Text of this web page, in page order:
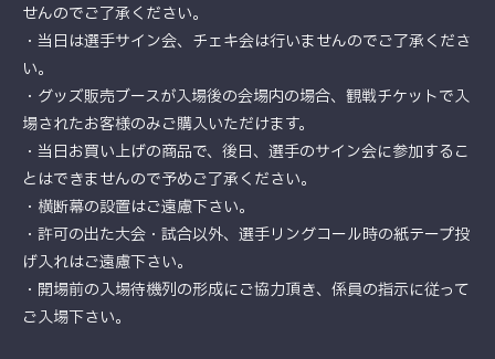
せんのでご了承ください。
・当日は選手サイン会、チェキ会は行いませんのでご了承くださ
い。
・グッズ販売ブースが入場後の会場内の場合、観戦チケットで入
場されたお客様のみご購入いただけます。
・当日お買い上げの商品で、後日、選手のサイン会に参加するこ
とはできませんので予めご了承ください。
・横断幕の設置はご遠慮下さい。
・許可の出た大会・試合以外、選手リングコール時の紙テープ投
げ入れはご遠慮下さい。
・開場前の入場待機列の形成にご協力頂き、係員の指示に従って
ご入場下さい。